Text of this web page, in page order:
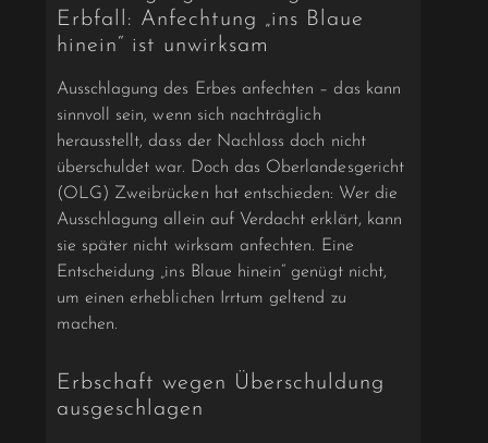
Erbfall: Anfechtung „ins Blaue
hinein“ ist unwirksam
Ausschlagung des Erbes anfechten – das kann
sinnvoll sein, wenn sich nachträglich
herausstellt, dass der Nachlass doch nicht
überschuldet war. Doch das Oberlandesgericht
(OLG) Zweibrücken hat entschieden: Wer die
Ausschlagung allein auf Verdacht erklärt, kann
sie später nicht wirksam anfechten. Eine
Entscheidung „ins Blaue hinein“ genügt nicht,
um einen erheblichen Irrtum geltend zu
machen.
Erbschaft wegen Überschuldung
ausgeschlagen